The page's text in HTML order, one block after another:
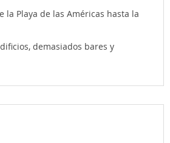
la Playa de las Américas hasta la
demasiados bares y